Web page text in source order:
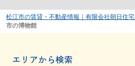
松江市の賃貸・不動産情報｜有限会社朝日住宅
市の博物館
エリアから検索